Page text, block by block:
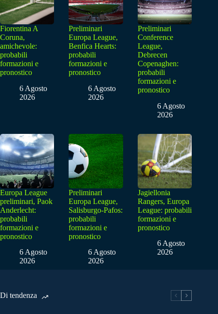
Fiorentina A
Coruna,
amichevole:
probabili
formazioni e
pronostico
6 Agosto
2026
Preliminari
Europa League,
Benfica Hearts:
probabili
formazioni e
pronostico
6 Agosto
2026
Preliminari
Conference
League,
Debrecen
Copenaghen:
probabili
formazioni e
pronostico
6 Agosto
2026
Europa League
preliminari, Paok
Anderlecht:
probabili
formazioni e
pronostico
6 Agosto
2026
Preliminari
Europa League,
Salisburgo-Pafos:
probabili
formazioni e
pronostico
6 Agosto
2026
Jagiellonia
Rangers, Europa
League: probabili
formazioni e
pronostico
6 Agosto
2026
Di tendenza